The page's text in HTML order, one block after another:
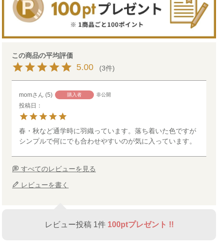
5.00 3
mom 5 購入者 非公開
投稿日
春・秋など通学時に羽織っています。落ち着いた色ですが
シンプルで何にでも合わせやすいのが気に入っています。
すべてのレビューを見る
レビューを書く
レビュー投稿 1件 100ptプレゼント !!